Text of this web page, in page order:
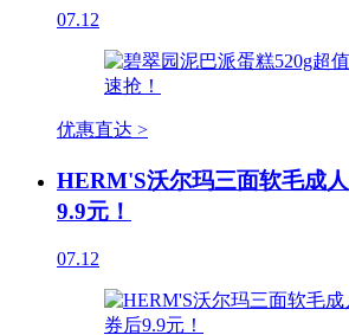
07.12
优惠直达 >
HERM'S沃尔玛三面软毛成
9.9元！
07.12